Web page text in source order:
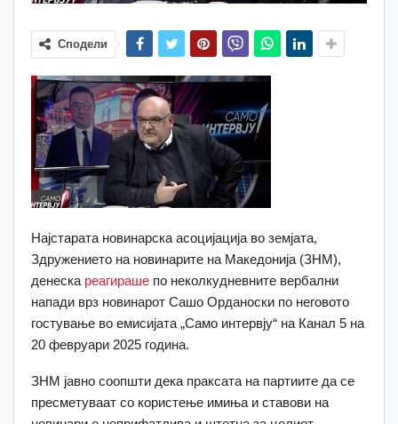
Сподели
Најстарата новинарска асоцијација во земјата,
Здружението на новинарите на Македонија (ЗНМ),
денеска реагираше по неколкудневните вербални
напади врз новинарот Сашо Орданоски по неговото
гостување во емисијата „Само интервју“ на Канал 5 на
20 февруари 2025 година.
ЗНМ јавно соопшти дека праксата на партиите да се
пресметуваат со користење имиња и ставови на